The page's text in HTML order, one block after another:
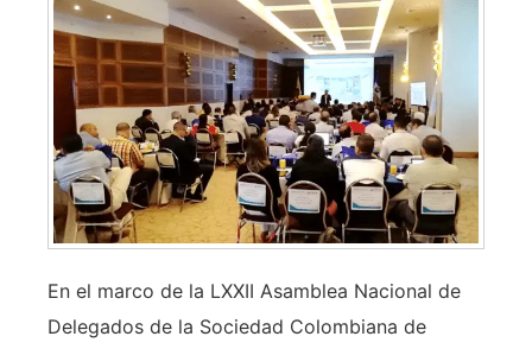
En el marco de la LXXII Asamblea Nacional de
Delegados de la Sociedad Colombiana de